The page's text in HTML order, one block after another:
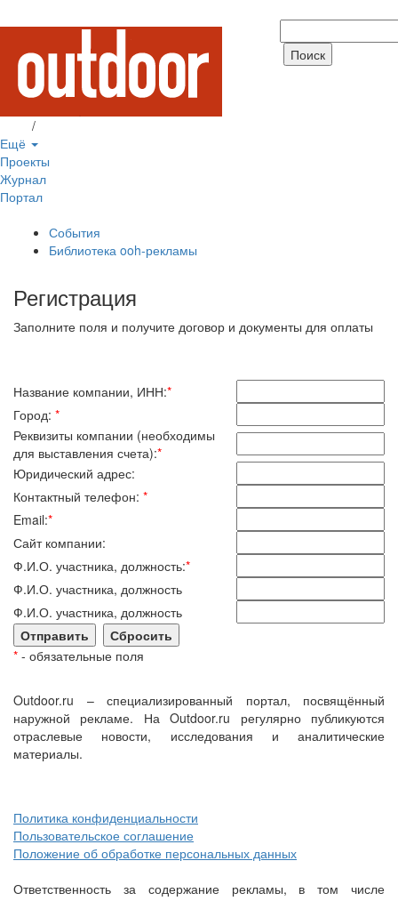
/
Ещё
Проекты
Журнал
Портал
События
Библиотека ooh-рекламы
Регистрация
Заполните поля и получите договор и документы для оплаты
Название компании, ИНН:*
Город: *
Реквизиты компании (необходимы
для выставления счета):*
Юридический адрес:
Контактный телефон: *
Email:*
Сайт компании:
Ф.И.О. участника, должность:*
Ф.И.О. участника, должность
Ф.И.О. участника, должность
* - обязательные поля
Outdoor.ru – специализированный портал, посвящённый
наружной рекламе. На Outdoor.ru регулярно публикуются
отраслевые новости, исследования и аналитические
материалы.
Политика конфиденциальности
Пользовательское соглашение
Положение об обработке персональных данных
Ответственность за содержание рекламы, в том числе